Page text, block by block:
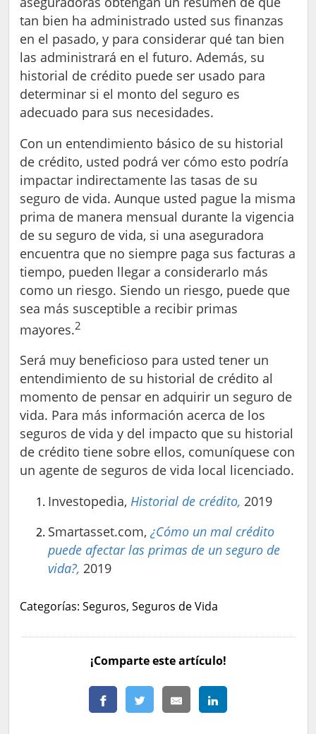
tan bien ha administrado usted sus finanzas
en el pasado, y para considerar qué tan bien
las administrará en el futuro. Además, su
historial de crédito puede ser usado para
determinar si el monto del seguro es
adecuado para sus necesidades.
Con un entendimiento básico de su historial
de crédito, usted podrá ver cómo esto podría
impactar indirectamente las tasas de su
seguro de vida. Aunque usted pague la misma
prima de manera mensual durante la vigencia
de su seguro de vida, si una aseguradora
encuentra que no siempre paga sus facturas a
tiempo, pueden llegar a considerarlo más
como un riesgo. Siendo un riesgo, puede que
sea más susceptible a recibir primas
mayores.2
Será muy beneficioso para usted tener un
entendimiento de su historial de crédito al
momento de pensar en adquirir un seguro de
vida. Para más información acerca de los
seguros de vida y del impacto que su historial
de crédito tiene sobre ellos, comuníquese con
un agente de seguros de vida local licenciado.
Investopedia, Historial de crédito, 2019
Smartasset.com, ¿Cómo un mal crédito
puede afectar las primas de un seguro de
vida?, 2019
Categorías: Seguros, Seguros de Vida
¡Comparte este artículo!